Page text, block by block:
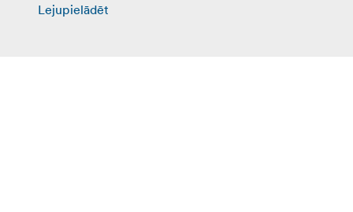
Lejupielādēt